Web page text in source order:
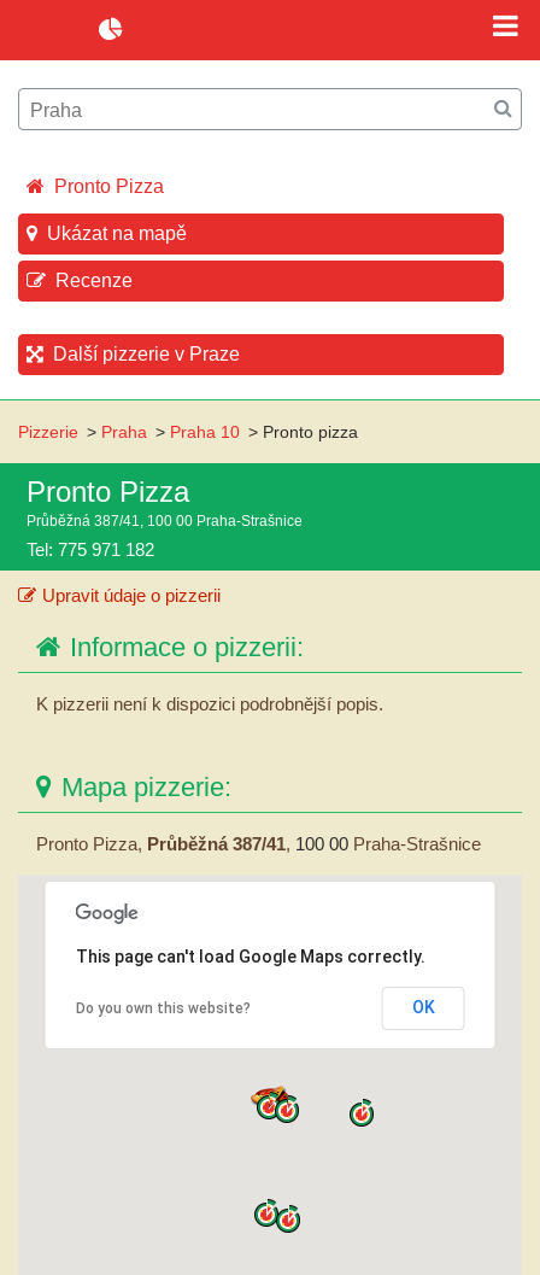
Pronto Pizza
Ukázat na mapě
Recenze
Další pizzerie v Praze
Pizzerie > Praha > Praha 10 > Pronto pizza
Pronto Pizza
Průběžná 387/41, 100 00 Praha-Strašnice
Tel: 775 971 182
Upravit údaje o pizzerii
Informace o pizzerii:
K pizzerii není k dispozici podrobnější popis.
Mapa pizzerie:
Pronto Pizza, Průběžná 387/41, 100 00 Praha-Strašnice
This page can't load Google Maps correctly.
Do you own this website? OK